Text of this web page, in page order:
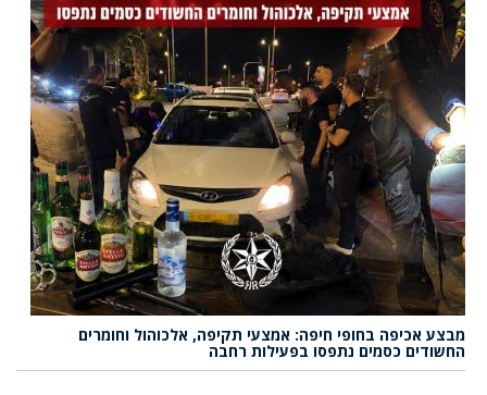
מבצע אכיפה בחופי חיפה: אמצעי תקיפה, אלכוהול וחומרים
החשודים כסמים נתפסו בפעילות רחבה